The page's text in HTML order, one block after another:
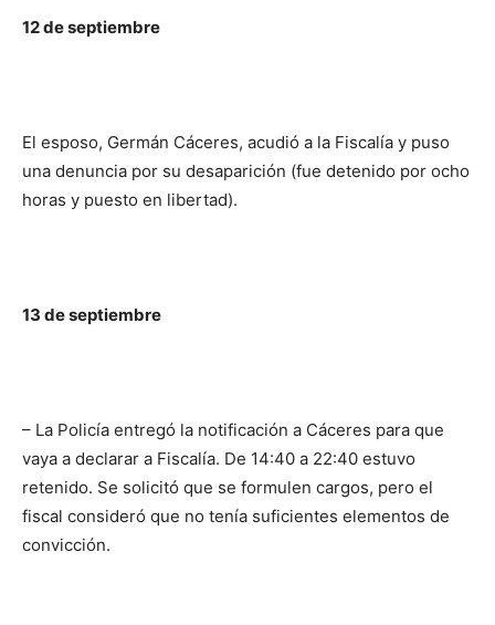
12 de septiembre
El esposo, Germán Cáceres, acudió a la Fiscalía y puso
una denuncia por su desaparición (fue detenido por ocho
horas y puesto en libertad).
13 de septiembre
– La Policía entregó la notificación a Cáceres para que
vaya a declarar a Fiscalía. De 14:40 a 22:40 estuvo
retenido. Se solicitó que se formulen cargos, pero el
fiscal consideró que no tenía suficientes elementos de
convicción.